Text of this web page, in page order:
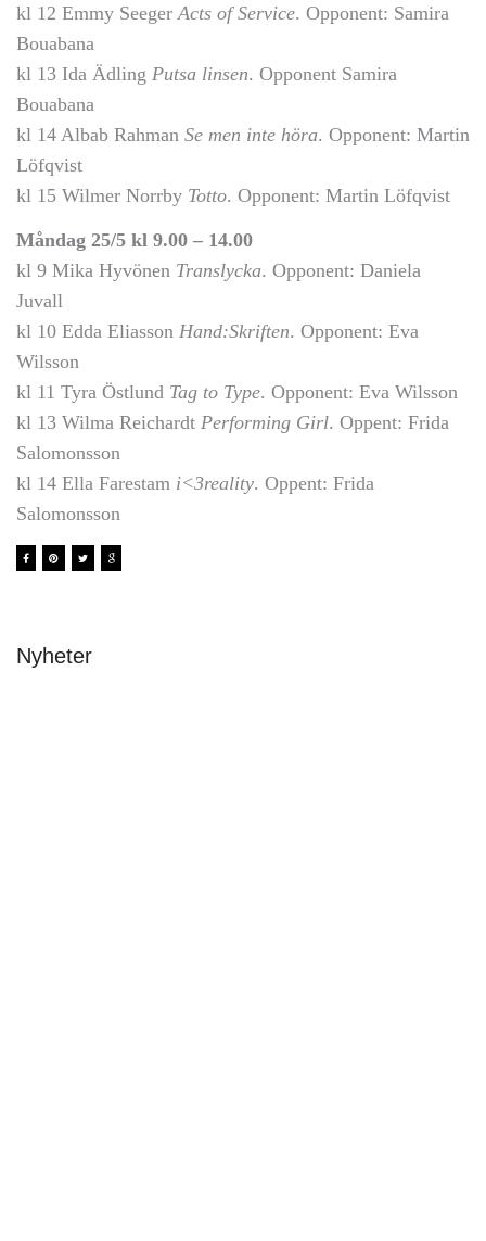
kl 12 Emmy Seeger Acts of Service. Opponent: Samira
Bouabana
kl 13 Ida Ädling Putsa linsen. Opponent Samira
Bouabana
kl 14 Albab Rahman Se men inte höra. Opponent: Martin
Löfqvist
kl 15 Wilmer Norrby Totto. Opponent: Martin Löfqvist
Måndag 25/5 kl 9.00 – 14.00
kl 9 Mika Hyvönen Translycka. Opponent: Daniela
Juvall
kl 10 Edda Eliasson Hand:Skriften. Opponent: Eva
Wilsson
kl 11 Tyra Östlund Tag to Type. Opponent: Eva Wilsson
kl 13 Wilma Reichardt Performing Girl. Oppent: Frida
Salomonsson
kl 14 Ella Farestam i<3reality. Oppent: Frida
Salomonsson
Nyheter